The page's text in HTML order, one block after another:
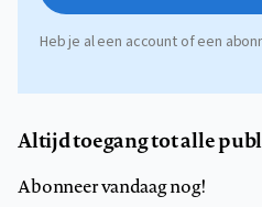
Heb je al een account of een
Altijd toegang tot alle
Abonneer vandaag nog!